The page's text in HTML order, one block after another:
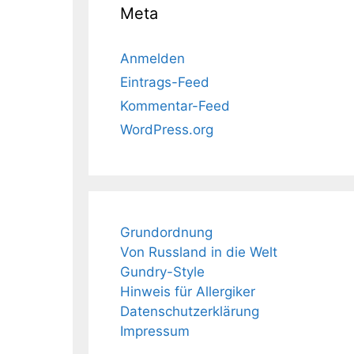
Meta
Anmelden
Eintrags-Feed
Kommentar-Feed
WordPress.org
Grundordnung
Von Russland in die Welt
Gundry-Style
Hinweis für Allergiker
Datenschutzerklärung
Impressum